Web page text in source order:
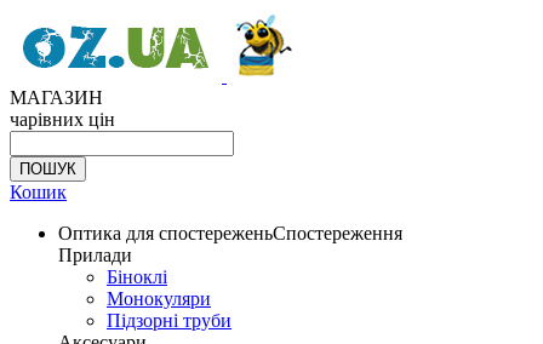
МАГАЗИН
чарівних цін
Кошик
Оптика для спостереженьСпостереження
Прилади
Біноклі
Монокуляри
Підзорні труби